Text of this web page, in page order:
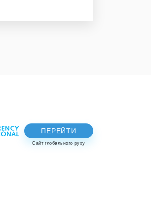
ПЕРЕЙТИ
Сайт глобального руху